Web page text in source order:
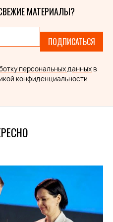
МАТЕРИАЛЫ?
ПОДПИСАТЬСЯ
персональных данных в
конфиденциальности